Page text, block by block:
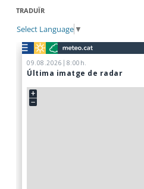
TRADUÏR
Select Language ▼